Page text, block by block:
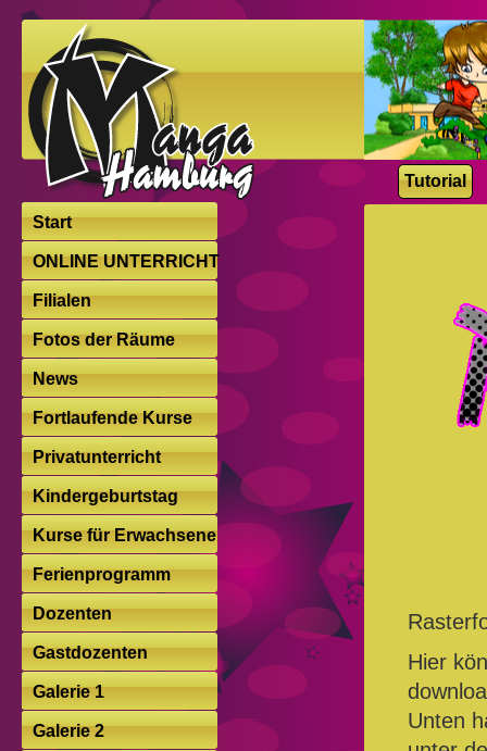
Tutorial
Start
ONLINE UNTERRICHT
Filialen
Fotos der Räume
News
Fortlaufende Kurse
Privatunterricht
Kindergeburtstag
Kurse für Erwachsene
Ferienprogramm
Dozenten
Gastdozenten
Galerie 1
Galerie 2
Hier
Unten